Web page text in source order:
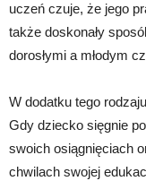
uczeń czuje, że jego
także doskonały
dorosłymi a młodym
W dodatku tego
Gdy dziecko sięgnie
swoich osiągnięciach
chwilach swojej